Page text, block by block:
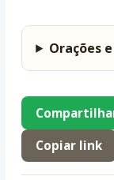
Orações
Copiar link